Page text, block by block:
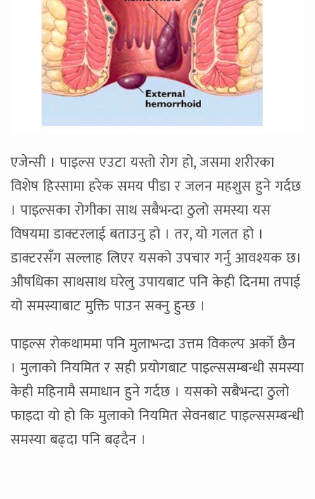
एजेन्सी । पाइल्स एउटा यस्तो रोग हो, जसमा शरीरका
विशेष हिस्सामा हरेक समय पीडा र जलन महशुस हुने गर्दछ
। पाइल्सका रोगीका साथ सबैभन्दा ठुलो समस्या यस
विषयमा डाक्टरलाई बताउनु हो । तर, यो गलत हो ।
डाक्टरसँग सल्लाह लिएर यसको उपचार गर्नु आवश्यक छ।
औषधिका साथसाथ घरेलु उपायबाट पनि केही दिनमा तपाई
यो समस्याबाट मुक्ति पाउन सक्नु हुन्छ ।
पाइल्स रोकथाममा पनि मुलाभन्दा उत्तम विकल्प अर्को छैन
। मुलाको नियमित र सही प्रयोगबाट पाइल्ससम्बन्धी समस्या
केही महिनामै समाधान हुने गर्दछ । यसको सबैभन्दा ठुलो
फाइदा यो हो कि मुलाको नियमित सेवनबाट पाइल्ससम्बन्धी
समस्या बढ्दा पनि बढ्दैन ।